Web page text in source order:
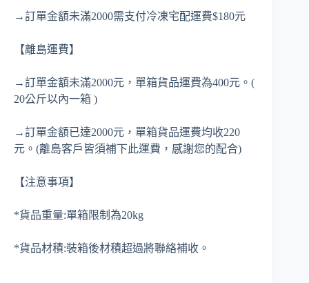
→訂單金額未滿2000需支付冷凍宅配運費$180元
【離島運費】
→訂單金額未滿2000元，單箱貨品運費為400元。(
20公斤以內一箱 )
→訂單金額已達2000元，單箱貨品運費均收220
元。(離島客戶皆須補下此運費，感謝您的配合)
【注意事項】
*貨品重量:單箱限制為20kg
*貨品材積:裝箱後材積超過將聯絡補收。